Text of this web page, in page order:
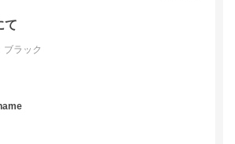
て
ブラック